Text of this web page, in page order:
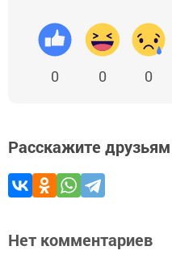
0 0 0
Расскажите друзьям
Нет комментариев